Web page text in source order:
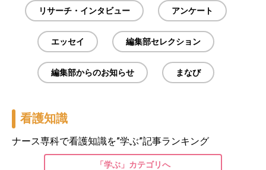
リサーチ・インタビュー アンケート
エッセイ 編集部セレクション
編集部からのお知らせ まなび
看護知識
ナース専科で看護知識を”学ぶ”記事ランキング
「学ぶ」カテゴリへ